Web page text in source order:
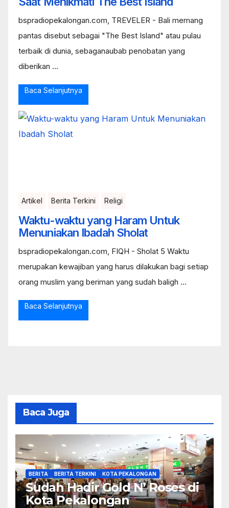
bspradiopekalongan.com, TREVELER - Bali memang
pantas disebut sebagai "The Best Island" atau pulau
terbaik di dunia, sebaganaubab penobatan yang
diberikan ...
Baca Selanjutnya
Artikel Berita Terkini Religi
Waktu-waktu yang Haram Untuk
Menuniakan Ibadah Sholat
bspradiopekalongan.com, FIQH - Sholat 5 Waktu
merupakan kewajiban yang harus dilakukan bagi setiap
orang muslim yang beriman yang sudah baligh ...
Baca Selanjutnya
Baca Juga
BERITA BERITA TERKINI KOTA PEKALONGAN
Sudah Hadir Gold N’ Roses di
Kota Pekalongan